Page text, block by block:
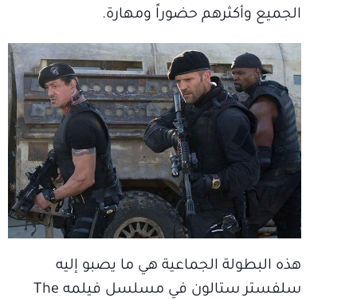
الجميع وأكثرهم حضوراً ومهارة.
هذه البطولة الجماعية هي ما يصبو إليه
سلفستر ستالون في مسلسل فيلمه The